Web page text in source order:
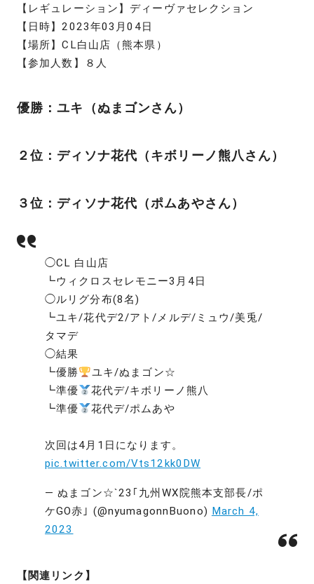
【レギュレーション】ディーヴァセレクション
【日時】2023年03月04日
【場所】CL白山店（熊本県）
【参加人数】８人
優勝：ユキ（ぬまゴンさん）
２位：ディソナ花代（キボリーノ熊八さん）
３位：ディソナ花代（ポムあやさん）
◯CL 白山店
┗ウィクロスセレモニー3月4日
◯ルリグ分布(8名)
┗ユキ/花代デ2/アト/メルデ/ミュウ/美兎/
タマデ
◯結果
┗優勝
ユキ/ぬまゴン☆
┗準優
花代デ/キボリーノ熊八
┗準優
花代デ/ポムあや
次回は4月1日になります。
pic.twitter.com/Vts12kk0DW
— ぬまゴン☆`23｢九州WX院熊本支部長/ポ
ケGO赤｣ (@nyumagonnBuono) March 4,
2023
【関連リンク】